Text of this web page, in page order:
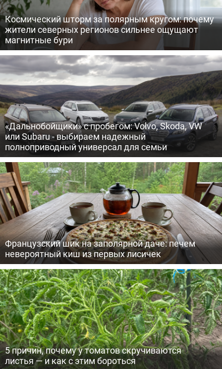
Космический шторм за полярным кругом: почему
жители северных регионов сильнее ощущают
магнитные бури
«Дальнобойщики» с пробегом: Volvo, Skoda, VW
или Subaru - выбираем надежный
полноприводный универсал для семьи
Французский шик на заполярной даче: печем
невероятный киш из первых лисичек
5 причин, почему у томатов скручиваются
листья — и как с этим бороться